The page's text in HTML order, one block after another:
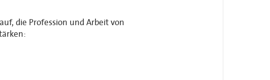
die Profession und Arbeit von